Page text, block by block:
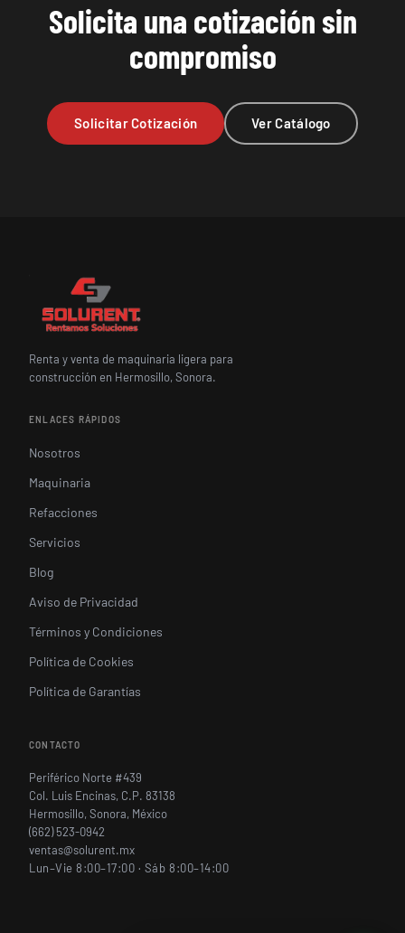
Solicita una cotización sin
compromiso
Solicitar Cotización Ver Catálogo
Renta y venta de maquinaria ligera para
construcción en Hermosillo, Sonora.
ENLACES RÁPIDOS
Nosotros
Maquinaria
Refacciones
Servicios
Blog
Aviso de Privacidad
Términos y Condiciones
Política de Cookies
Política de Garantías
CONTACTO
Periférico Norte #439
Col. Luis Encinas, C.P. 83138
Hermosillo, Sonora, México
(662) 523-0942
ventas@solurent.mx
Lun–Vie 8:00–17:00 · Sáb 8:00–14:00